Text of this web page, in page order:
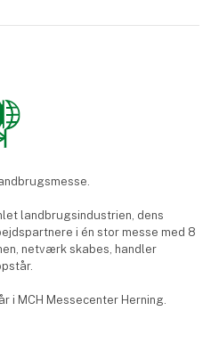
landbrugsindustrien, dens
i én stor messe med 8
netværk skabes, handler
i MCH Messecenter Herning.